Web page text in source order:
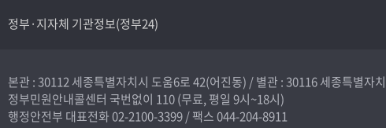
정부·지자체 기관정보(정부24)
본관 : 30112 세종특별자치시 도움6로 42(어진동) /별관 : 30116 세종특별자
정부민원안내콜센터 국번없이 110(무료, 평일 9시~18시)
행정안전부 대표전화02-2100-3399/ 팩스 044-204-8911